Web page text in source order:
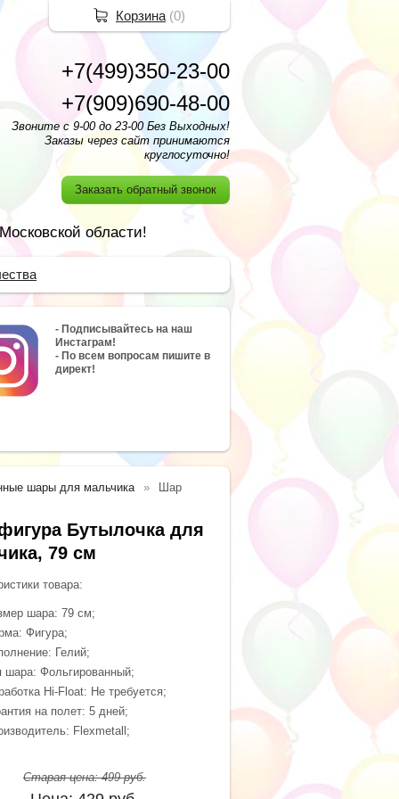
+7(499)350-23-00
+7(909)690-48-00
Звоните с 9-00 до 23-00 Без Выходных!
Заказы через сайт принимаются
круглосуточно!
Заказать обратный звонок
области!
- Подписывайтесь на наш
Инстаграм!
- По всем вопросам пишите в
директ!
шары для мальчика Шар
Бутылочка для
79 см
товара:
шара: 79 см;
Фигура;
Гелий;
шара: Фольгированный;
Hi-Float: Не требуется;
на полет: 5 дней;
Flexmetall;
Старая цена:499руб.
Корзина (0)